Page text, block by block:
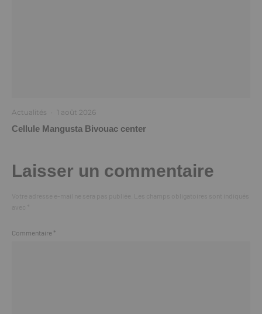
Actualités · 1 août 2026
Cellule Mangusta Bivouac center
Laisser un commentaire
Commentaire *